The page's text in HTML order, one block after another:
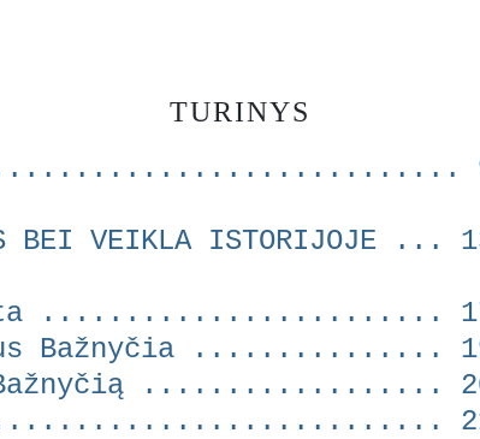
TURINYS
BEI VEIKLA ISTORIJOJE ...
........................
Bažnyčia ...............
Bažnyčią ..................
...............................